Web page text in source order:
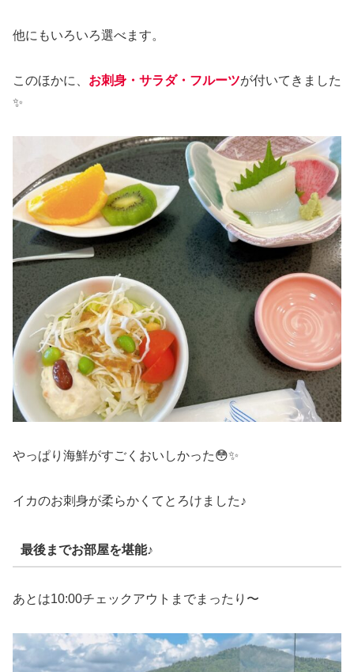
他にもいろいろ選べます。
このほかに、 お刺身・サラダ・フルーツが付いてきました
✨
やっぱり海鮮がすごくおいしかった😳✨
イカのお刺身が柔らかくてとろけました♪
最後までお部屋を堪能♪
あとは10:00チェックアウトまでまったり〜